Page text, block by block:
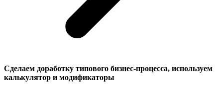
Сделаем доработку типового бизнес-процесса, используем
калькулятор и модификаторы